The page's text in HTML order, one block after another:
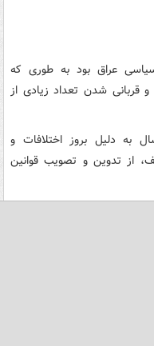
سیاسی عراق بود به طوری که
قربانی شدن تعداد زیادی از
به دلیل بروز اختلافات و
از تدوین و تصویب قوانین